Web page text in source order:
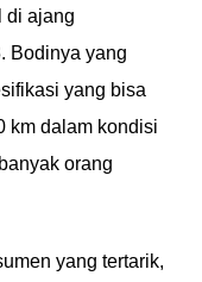
di ajang
Bodinya yang
yang bisa
km dalam kondisi
orang
yang tertarik,